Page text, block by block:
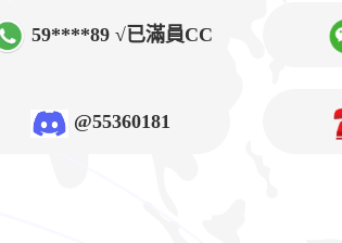
59****89 √已滿員CC
@55360181